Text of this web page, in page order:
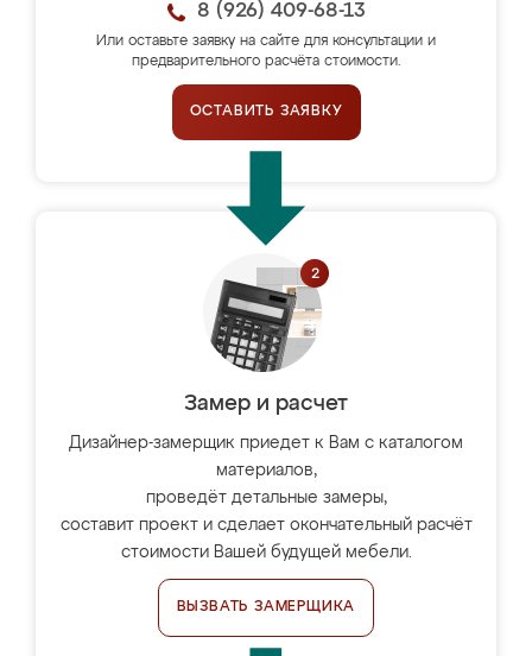
8 (926) 409-68-13
Или оставьте заявку на сайте для консультации и
предварительного расчёта стоимости.
ОСТАВИТЬ ЗАЯВКУ
Замер и расчет
Дизайнер-замерщик приедет к Вам с каталогом
материалов,
проведёт детальные замеры,
составит проект и сделает окончательный расчёт
стоимости Вашей будущей мебели.
ВЫЗВАТЬ ЗАМЕРЩИКА